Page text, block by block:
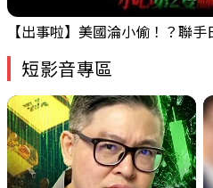
短影音專區